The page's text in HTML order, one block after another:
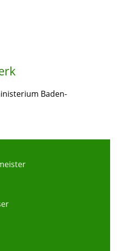
Baden-